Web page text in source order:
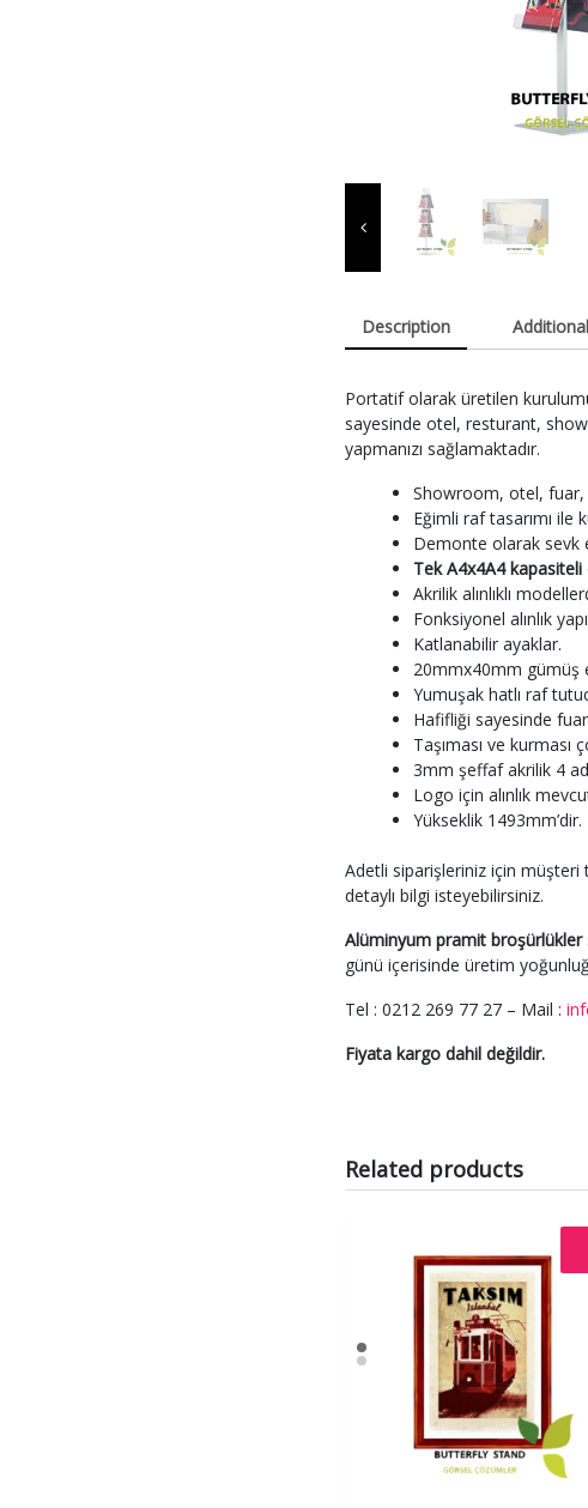
Description
Portatif olarak üretilen
sayesinde otel, resturant,
yapmanızı sağlamaktadır.
Showroom, otel, fuar,
Eğimli raf tasarımı ile
Demonte olarak sevk
Tek A4x4A4 kapasiteli
Akrilik alınlıklı
Fonksiyonel alınlık
Katlanabilir ayaklar.
20mmx40mm gümüş
Yumuşak hatlı raf
Hafifliği sayesinde
Taşıması ve kurması
3mm şeffaf akrilik 4
Logo için alınlık
Yükseklik 1493mm’dir.
Adetli siparişleriniz için
detaylı bilgi isteyebilirsiniz.
Alüminyum pramit broşürlükler
günü içerisinde üretim
Tel : 0212 269 77 27 – Mail :
Fiyata kargo dahil değildir.
Related products